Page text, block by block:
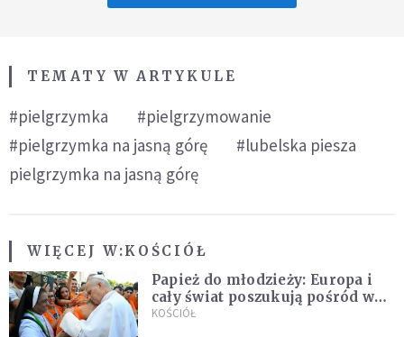
TEMATY W ARTYKULE
#pielgrzymka
#pielgrzymowanie
#pielgrzymka na jasną górę
#lubelska piesza
pielgrzymka na jasną górę
WIĘCEJ W:KOŚCIÓŁ
Papież do młodzieży: Europa i
cały świat poszukują pośród was
nowych świętych
KOŚCIÓŁ